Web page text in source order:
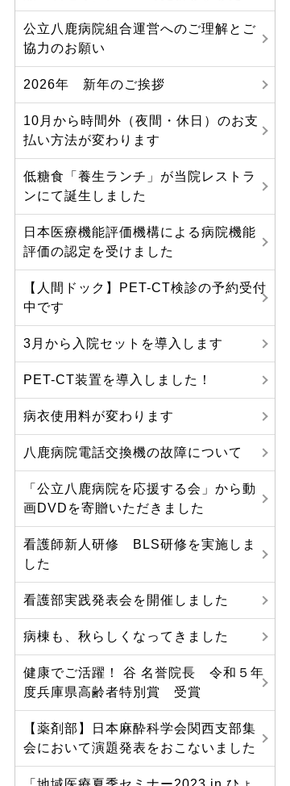
公立八鹿病院組合運営へのご理解とご
協力のお願い
2026年 新年のご挨拶
10月から時間外（夜間・休日）のお支
払い方法が変わります
低糖食「養生ランチ」が当院レストラ
ンにて誕生しました
日本医療機能評価機構による病院機能
評価の認定を受けました
【人間ドック】PET-CT検診の予約受付
中です
3月から入院セットを導入します
PET-CT装置を導入しました！
病衣使用料が変わります
八鹿病院電話交換機の故障について
「公立八鹿病院を応援する会」から動
画DVDを寄贈いただきました
看護師新人研修 BLS研修を実施しま
した
看護部実践発表会を開催しました
病棟も、秋らしくなってきました
健康でご活躍！ 谷 名誉院長 令和５年
度兵庫県高齢者特別賞 受賞
【薬剤部】日本麻酔科学会関西支部集
会において演題発表をおこないました